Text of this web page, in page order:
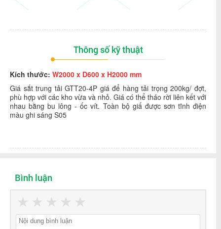
Thông số kỹ thuật
Kích thước: W2000 x D600 x H2000 mm
Giá sắt trung tải GTT20-4P giá để hàng tải trọng 200kg/ đợt,
phù hợp với các kho vừa và nhỏ. Giá có thể tháo rời liên kết với
nhau bằng bu lông - ốc vít. Toàn bộ giấ được sơn tĩnh điện
màu ghi sáng S05
Bình luận
★
★
★
★
★